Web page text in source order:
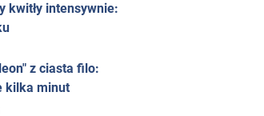
kwitły intensywnie:
z ciasta filo:
kilka minut